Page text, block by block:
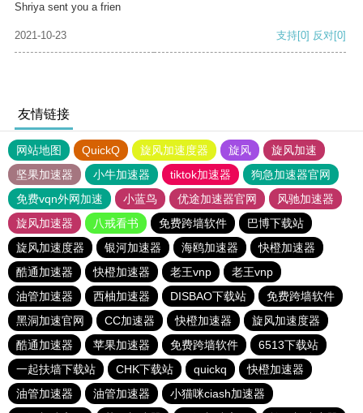
Shriya sent you a frien
2021-10-23 支持[0] 反对[0]
友情链接
网站地图 QuickQ 旋风加速度器 旋风
旋风加速
坚果加速器
小牛加速器 tiktok加速器
狗急加速器官网
免费vqn外网加速
小蓝鸟 优途加速器官网
风驰加速器
旋风加速器
八戒看书 免费跨墙软件
巴博下载站
旋风加速度器
银河加速器 海鸥加速器
快橙加速器
酷通加速器
快橙加速器 老王vnp
老王vnp
油管加速器
西柚加速器 DISBAO下载站
免费跨墙软件
黑洞加速官网
CC加速器 快橙加速器
旋风加速度器
酷通加速器
苹果加速器 免费跨墙软件
6513下载站
一起扶墙下载站
CHK下载站 quickq
快橙加速器
油管加速器
油管加速器
小猫咪ciash加速器